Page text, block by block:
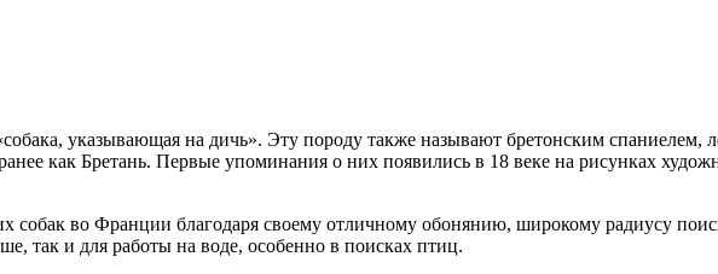
указывающая на дичь». Эту породу также называют бретонским
как Бретань. Первые упоминания о них появились в 18 веке на рисунках
собак во Франции благодаря своему отличному обонянию, широкому радиусу
так и для работы на воде, особенно в поисках птиц.